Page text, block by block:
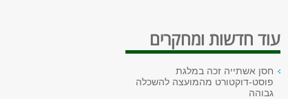
עוד חדשות ומחקרים
חסן אשתייה זכה במלגת
פוסט-דוקטורט מהמועצה להשכלה
גבוהה